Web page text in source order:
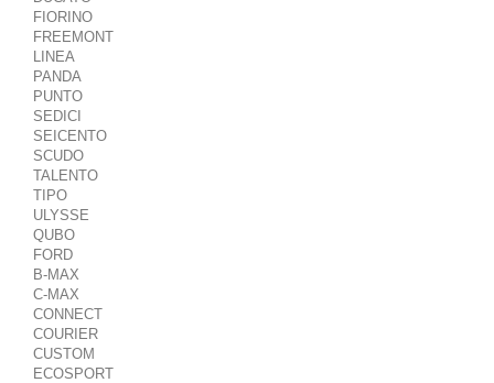
FIORINO
FREEMONT
LINEA
PANDA
PUNTO
SEDICI
SEICENTO
SCUDO
TALENTO
TIPO
ULYSSE
QUBO
FORD
B-MAX
C-MAX
CONNECT
COURIER
CUSTOM
ECOSPORT